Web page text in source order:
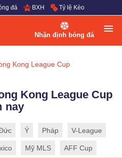
đá BXH Tỷ lệ Kèo
Nhận định bóng đá
Kong League Cup
Kong League Cup
nay
Ý Pháp V-League
Mỹ MLS AFF Cup